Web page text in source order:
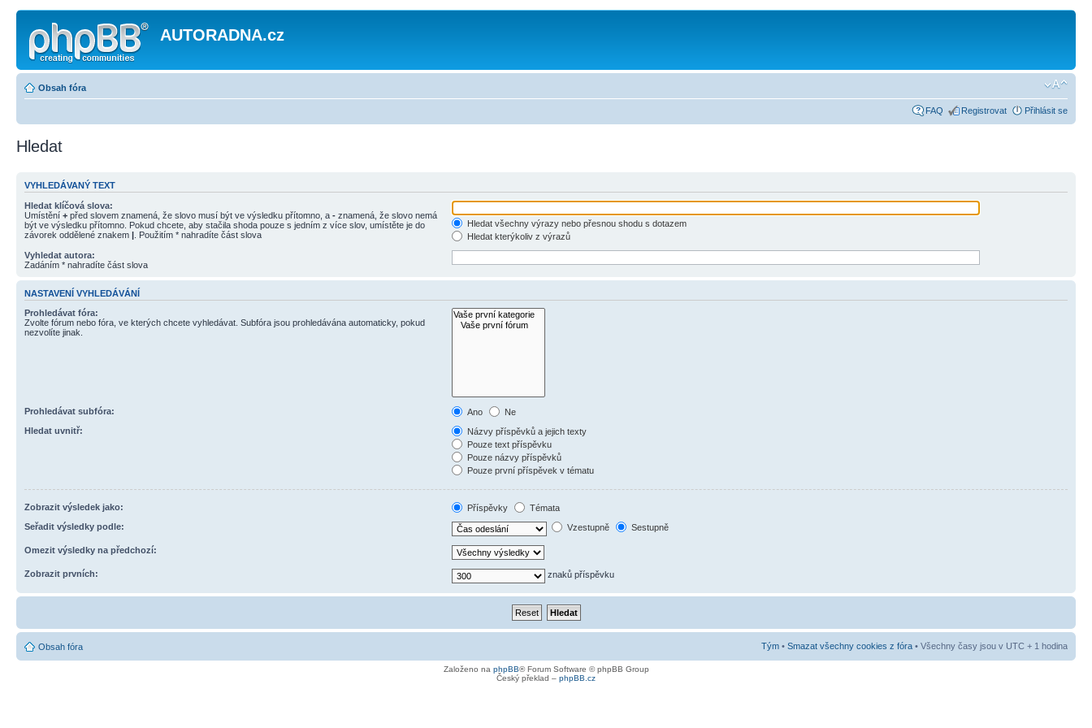
AUTORADNA.cz
Obsah fóra
FAQ Registrovat Přihlásit se
Hledat
VYHLEDÁVANÝ TEXT
Hledat klíčová slova:
Umístění + před slovem znamená, že slovo musí být ve výsledku přítomno, a - znamená, že slovo nemá
být ve výsledku přítomno. Pokud chcete, aby stačila shoda pouze s jedním z více slov, umístěte je do
závorek oddělené znakem | . Použitím * nahradíte část slova
Hledat všechny výrazy nebo přesnou shodu s dotazem
Hledat kterýkoliv z výrazů
Vyhledat autora:
Zadáním * nahradíte část slova
NASTAVENÍ VYHLEDÁVÁNÍ
Prohledávat fóra:
Zvolte fórum nebo fóra, ve kterých chcete vyhledávat. Subfóra jsou prohledávána automaticky, pokud
nezvolíte jinak.
Prohledávat subfóra: Ano
Ne
Hledat uvnitř:
Názvy příspěvků a jejich texty
Pouze text příspěvku
Pouze názvy příspěvků
Pouze první příspěvek v tématu
Zobrazit výsledek jako: Příspěvky
Témata
Seřadit výsledky podle:
Vzestupně Sestupně
Omezit výsledky na předchozí:
Zobrazit prvních: znaků příspěvku
Obsah fóra Tým • Smazat všechny cookies z fóra • Všechny časy jsou v UTC + 1 hodina
Založeno na phpBB® Forum Software © phpBB Group
Český překlad – phpBB.cz